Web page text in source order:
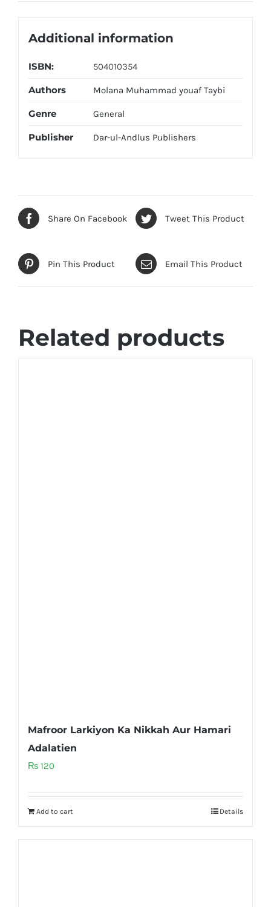
Additional information
ISBN: 504010354
Authors Molana Muhammad youaf Taybi
Genre General
Publisher Dar-ul-Andlus Publishers
Share On Facebook Tweet This Product
Pin This Product Email This Product
Related products
Mafroor Larkiyon Ka Nikkah Aur Hamari
Adalatien
₨ 120
Add to cart Details